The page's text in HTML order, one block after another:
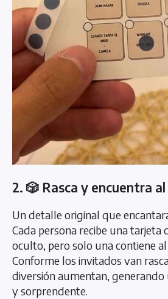
2. 🎲 Rasca y encuentra
Un detalle original que
Cada persona recibe una tarjeta
oculto, pero solo una contiene al
Conforme los invitados van
diversión aumentan,
y sorprendente.